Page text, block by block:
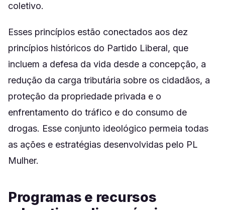
coletivo.
Esses princípios estão conectados aos dez
princípios históricos do Partido Liberal, que
incluem a defesa da vida desde a concepção, a
redução da carga tributária sobre os cidadãos, a
proteção da propriedade privada e o
enfrentamento do tráfico e do consumo de
drogas. Esse conjunto ideológico permeia todas
as ações e estratégias desenvolvidas pelo PL
Mulher.
Programas e recursos